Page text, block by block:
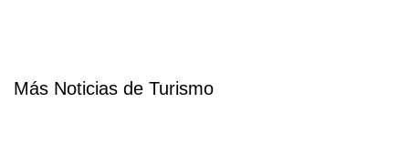
Más Noticias de Turismo